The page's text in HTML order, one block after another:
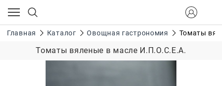
Главная Каталог Овощная гастрономия Томаты
Томаты вяленые в масле И.П.О.С.Е.А.